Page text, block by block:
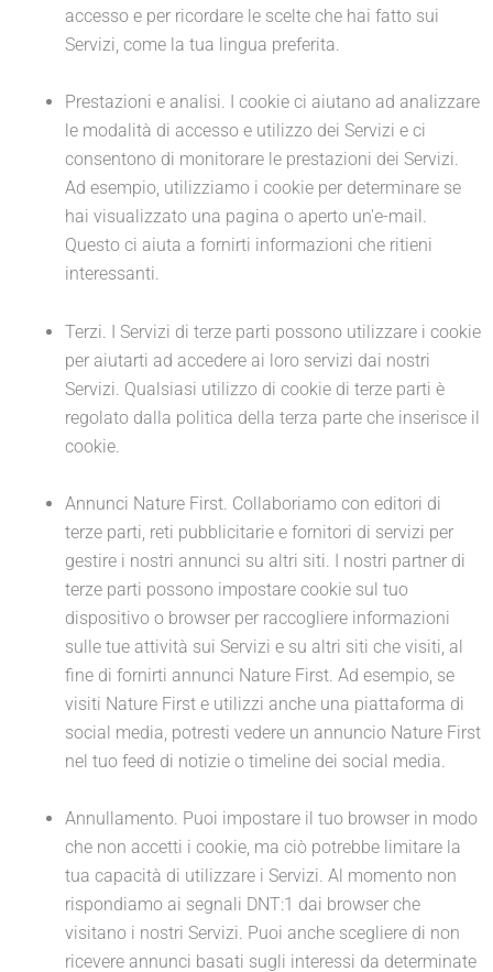
accesso e per ricordare le scelte che hai fatto sui
Servizi, come la tua lingua preferita.
Prestazioni e analisi. I cookie ci aiutano ad analizzare
le modalità di accesso e utilizzo dei Servizi e ci
consentono di monitorare le prestazioni dei Servizi.
Ad esempio, utilizziamo i cookie per determinare se
hai visualizzato una pagina o aperto un'e-mail.
Questo ci aiuta a fornirti informazioni che ritieni
interessanti.
Terzi. I Servizi di terze parti possono utilizzare i cookie
per aiutarti ad accedere ai loro servizi dai nostri
Servizi. Qualsiasi utilizzo di cookie di terze parti è
regolato dalla politica della terza parte che inserisce il
cookie.
Annunci Nature First. Collaboriamo con editori di
terze parti, reti pubblicitarie e fornitori di servizi per
gestire i nostri annunci su altri siti. I nostri partner di
terze parti possono impostare cookie sul tuo
dispositivo o browser per raccogliere informazioni
sulle tue attività sui Servizi e su altri siti che visiti, al
fine di fornirti annunci Nature First. Ad esempio, se
visiti Nature First e utilizzi anche una piattaforma di
social media, potresti vedere un annuncio Nature First
nel tuo feed di notizie o timeline dei social media.
Annullamento. Puoi impostare il tuo browser in modo
che non accetti i cookie, ma ciò potrebbe limitare la
tua capacità di utilizzare i Servizi. Al momento non
rispondiamo ai segnali DNT:1 dai browser che
visitano i nostri Servizi. Puoi anche scegliere di non
ricevere annunci basati sugli interessi da determinate